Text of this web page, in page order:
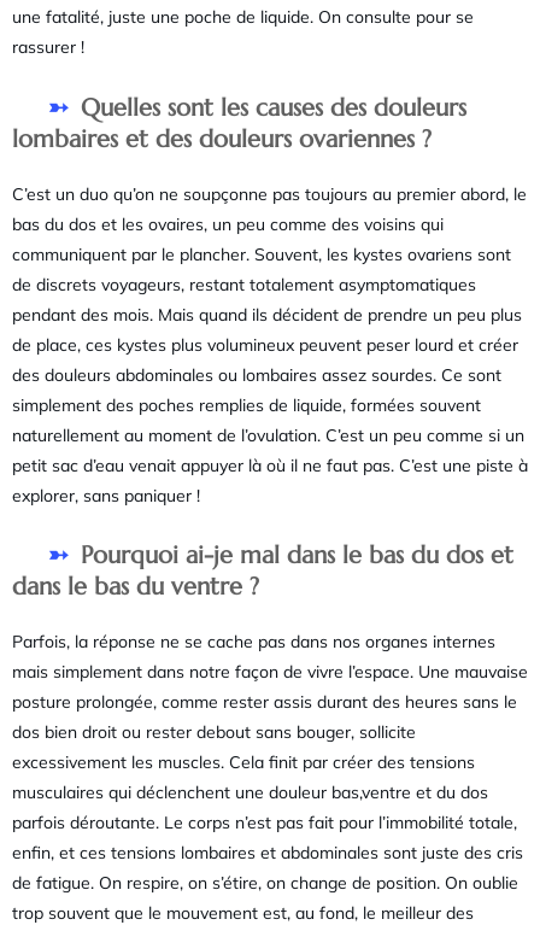
une fatalité, juste une poche de liquide. On consulte pour se
rassurer !
Quelles sont les causes des douleurs
lombaires et des douleurs ovariennes ?
C’est un duo qu’on ne soupçonne pas toujours au premier abord, le
bas du dos et les ovaires, un peu comme des voisins qui
communiquent par le plancher. Souvent, les kystes ovariens sont
de discrets voyageurs, restant totalement asymptomatiques
pendant des mois. Mais quand ils décident de prendre un peu plus
de place, ces kystes plus volumineux peuvent peser lourd et créer
des douleurs abdominales ou lombaires assez sourdes. Ce sont
simplement des poches remplies de liquide, formées souvent
naturellement au moment de l’ovulation. C’est un peu comme si un
petit sac d’eau venait appuyer là où il ne faut pas. C’est une piste à
explorer, sans paniquer !
Pourquoi ai-je mal dans le bas du dos et
dans le bas du ventre ?
Parfois, la réponse ne se cache pas dans nos organes internes
mais simplement dans notre façon de vivre l’espace. Une mauvaise
posture prolongée, comme rester assis durant des heures sans le
dos bien droit ou rester debout sans bouger, sollicite
excessivement les muscles. Cela finit par créer des tensions
musculaires qui déclenchent une douleur bas,ventre et du dos
parfois déroutante. Le corps n’est pas fait pour l’immobilité totale,
enfin, et ces tensions lombaires et abdominales sont juste des cris
de fatigue. On respire, on s’étire, on change de position. On oublie
trop souvent que le mouvement est, au fond, le meilleur des